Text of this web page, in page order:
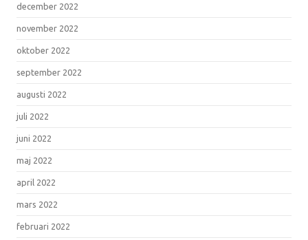
december 2022
november 2022
oktober 2022
september 2022
augusti 2022
juli 2022
juni 2022
maj 2022
april 2022
mars 2022
februari 2022